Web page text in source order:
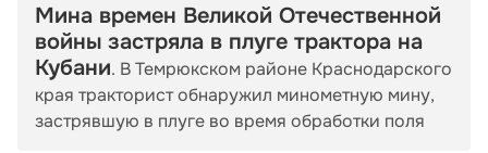
Мина времен Великой Отечественной
войны застряла в плуге трактора на
Кубани. В Темрюкском районе Краснодарского
края тракторист обнаружил минометную мину,
застрявшую в плуге во время обработки поля